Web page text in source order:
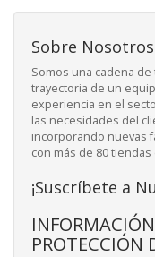
Sobre Nosotros
Somos una cadena
trayectoria de un
experiencia en el
las necesidades del
incorporando nuevas
con más de 80
¡Suscríbete a
PROTECCIÓN